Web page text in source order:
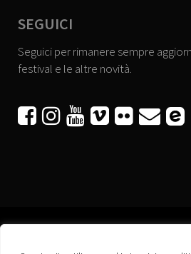
SEGUICI
Seguici per rimanere sempre
festival e le altre novità.
     